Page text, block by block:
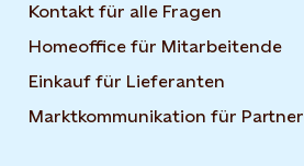
Kontakt für alle Fragen
Homeoffice für Mitarbeitende
Einkauf für Lieferanten
Marktkommunikation für Partner